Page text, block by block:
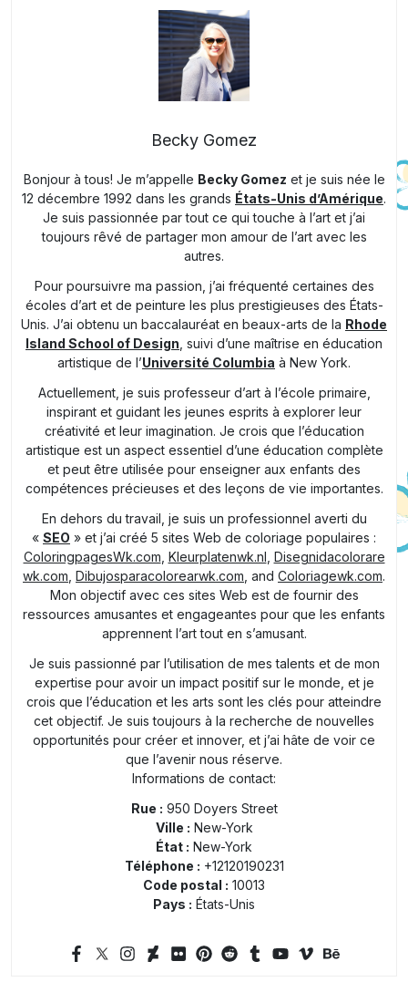
Becky Gomez
Bonjour à tous! Je m’appelle Becky Gomez et je suis née le
12 décembre 1992 dans les grands États-Unis d’Amérique.
Je suis passionnée par tout ce qui touche à l’art et j’ai
toujours rêvé de partager mon amour de l’art avec les
autres.
Pour poursuivre ma passion, j’ai fréquenté certaines des
écoles d’art et de peinture les plus prestigieuses des États-
Unis. J’ai obtenu un baccalauréat en beaux-arts de la Rhode
Island School of Design , suivi d’une maîtrise en éducation
artistique de l’Université Columbia à New York.
Actuellement, je suis professeur d’art à l’école primaire,
inspirant et guidant les jeunes esprits à explorer leur
créativité et leur imagination. Je crois que l’éducation
artistique est un aspect essentiel d’une éducation complète
et peut être utilisée pour enseigner aux enfants des
compétences précieuses et des leçons de vie importantes.
En dehors du travail, je suis un professionnel averti du
« SEO » et j’ai créé 5 sites Web de coloriage populaires :
ColoringpagesWk.com Kleurplatenwk.nl Disegnidacolorare
wk.com Dibujosparacolorearwk.com , and Coloriagewk.com.
Mon objectif avec ces sites Web est de fournir des
ressources amusantes et engageantes pour que les enfants
apprennent l’art tout en s’amusant.
Je suis passionné par l’utilisation de mes talents et de mon
expertise pour avoir un impact positif sur le monde, et je
crois que l’éducation et les arts sont les clés pour atteindre
cet objectif. Je suis toujours à la recherche de nouvelles
opportunités pour créer et innover, et j’ai hâte de voir ce
que l’avenir nous réserve.
Informations de contact:
Rue : 950 Doyers Street
Ville : New-York
État : New-York
Téléphone : +12120190231
Code postal : 10013
Pays : États-Unis